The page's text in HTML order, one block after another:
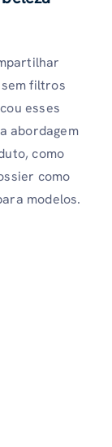
filtros
esses
abordagem
como
como
modelos.